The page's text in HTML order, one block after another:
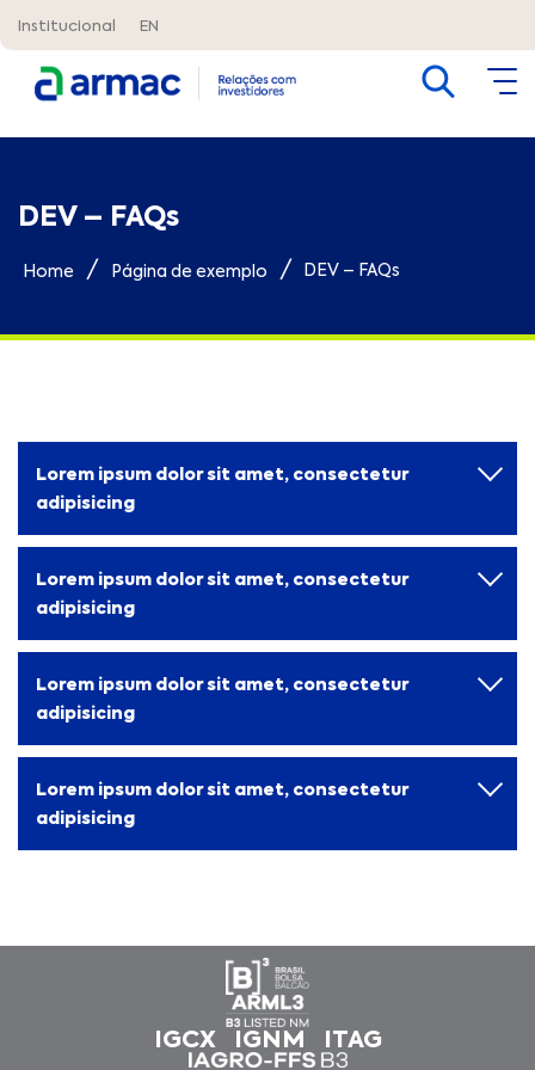
Institucional EN
DEV – FAQs
Home / Página de exemplo / DEV – FAQs
Lorem ipsum dolor sit amet, consectetur
adipisicing
Lorem ipsum dolor sit amet, consectetur
adipisicing
Lorem ipsum dolor sit amet, consectetur
adipisicing
Lorem ipsum dolor sit amet, consectetur
adipisicing
Governança
Financeiras
Central de
Resultados
IGCX IGNM ITAG